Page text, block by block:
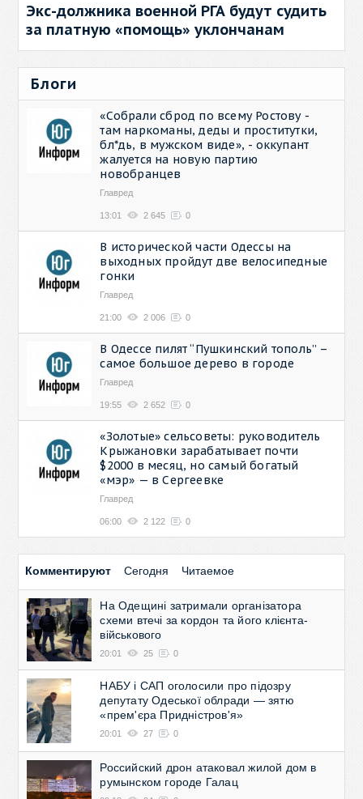
Экс-должника военной РГА будут судить
за платную «помощь» уклончанам
Блоги
«Собрали сброд по всему Ростову -
там наркоманы, деды и проститутки,
бл*дь, в мужском виде», - оккупант
жалуется на новую партию
новобранцев
Главред
13:01 2 645 0
В исторической части Одессы на
выходных пройдут две велосипедные
гонки
Главред
21:00 2 006 0
В Одессе пилят “Пушкинский тополь” –
самое большое дерево в городе
Главред
19:55 2 652 0
«Золотые» сельсоветы: руководитель
Крыжановки зарабатывает почти
$2000 в месяц, но самый богатый
«мэр» — в Сергеевке
Главред
06:00 2 122 0
Комментируют Сегодня Читаемое
На Одещині затримали організатора
схеми втечі за кордон та його клієнта-
військового
20:01 25 0
НАБУ і САП оголосили про підозру
депутату Одеської облради — зятю
«прем'єра Придністров'я»
20:01 27 0
Российский дрон атаковал жилой дом в
румынском городе Галац